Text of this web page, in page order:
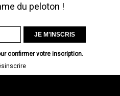
du peloton !
confirmer votre inscription.